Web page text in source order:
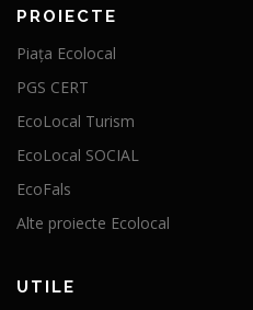
PROIECTE
Piața Ecolocal
PGS CERT
EcoLocal Turism
EcoLocal SOCIAL
EcoFals
Alte proiecte Ecolocal
UTILE